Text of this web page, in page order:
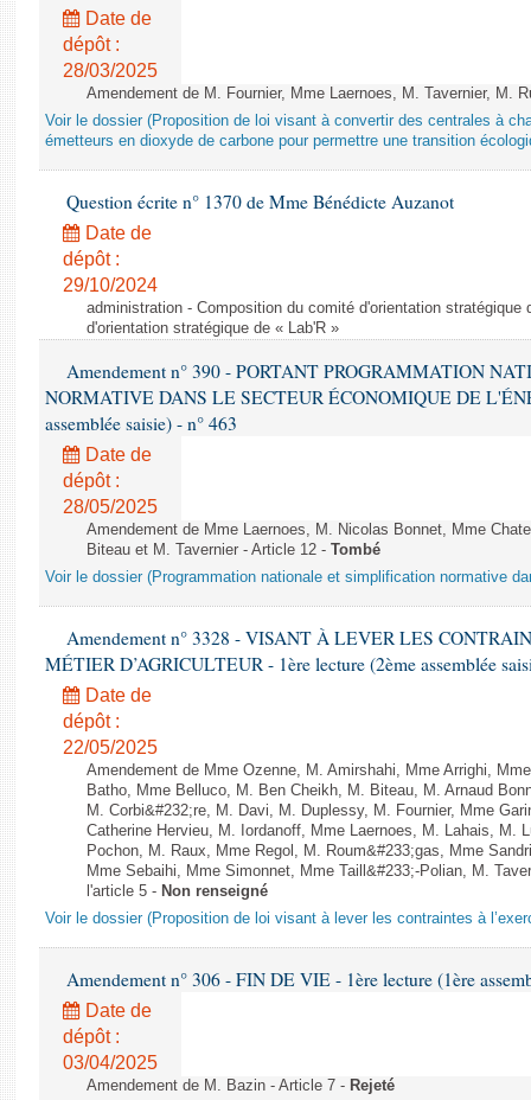
Date de
dépôt :
28/03/2025
Amendement de M. Fournier, Mme Laernoes, M. Tavernier, M.
Voir le dossier (Proposition de loi visant à convertir des centrales à
émetteurs en dioxyde de carbone pour permettre une transition
Question écrite n° 1370 de Mme Bénédicte Auzanot
Date de
dépôt :
29/10/2024
administration - Composition du comité d'orientation stratégique
d'orientation stratégique de « Lab'R »
Amendement n° 390 - PORTANT PROGRAMMATION
NORMATIVE DANS LE SECTEUR ÉCONOMIQUE DE
assemblée saisie) - n° 463
Date de
dépôt :
28/05/2025
Amendement de Mme Laernoes, M. Nicolas Bonnet, Mme
Biteau et M. Tavernier - Article 12 - Tombé
Voir le dossier (Programmation nationale et simplification normative
Amendement n° 3328 - VISANT À LEVER LES
MÉTIER D’AGRICULTEUR - 1ère lecture (2ème assemblée
Date de
dépôt :
22/05/2025
Amendement de Mme Ozenne, M. Amirshahi, Mme Arrighi,
Batho, Mme Belluco, M. Ben Cheikh, M. Biteau, M. Arnaud
M. Corbi&#232;re, M. Davi, M. Duplessy, M. Fournier, Mme
Catherine Hervieu, M. Iordanoff, Mme Laernoes, M. Lahais, M.
Pochon, M. Raux, Mme Regol, M. Roum&#233;gas, Mme
Mme Sebaihi, Mme Simonnet, Mme Taill&#233;-Polian, M.
l'article 5 - Non renseigné
Voir le dossier (Proposition de loi visant à lever les contraintes à
Amendement n° 306 - FIN DE VIE - 1ère lecture (1ère
Date de
dépôt :
03/04/2025
Amendement de M. Bazin - Article 7 - Rejeté